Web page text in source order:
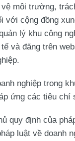
vệ môi trường,
với cộng đồng
lý khu công
và đăng trên
nghiệp trong
ứng các tiêu chí
quy định của
luật về doanh